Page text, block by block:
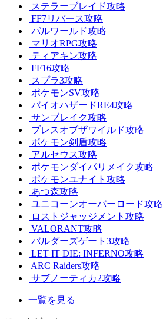
ステラーブレイド攻略
FF7リバース攻略
パルワールド攻略
マリオRPG攻略
ティアキン攻略
FF16攻略
スプラ3攻略
ポケモンSV攻略
バイオハザードRE4攻略
サンブレイク攻略
ブレスオブザワイルド攻略
ポケモン剣盾攻略
アルセウス攻略
ポケモンダイパリメイク攻略
ポケモンユナイト攻略
あつ森攻略
ユニコーンオーバーロード攻略
ロストジャッジメント攻略
VALORANT攻略
バルダーズゲート3攻略
LET IT DIE: INFERNO攻略
ARC Raiders攻略
サブノーティカ2攻略
一覧を見る